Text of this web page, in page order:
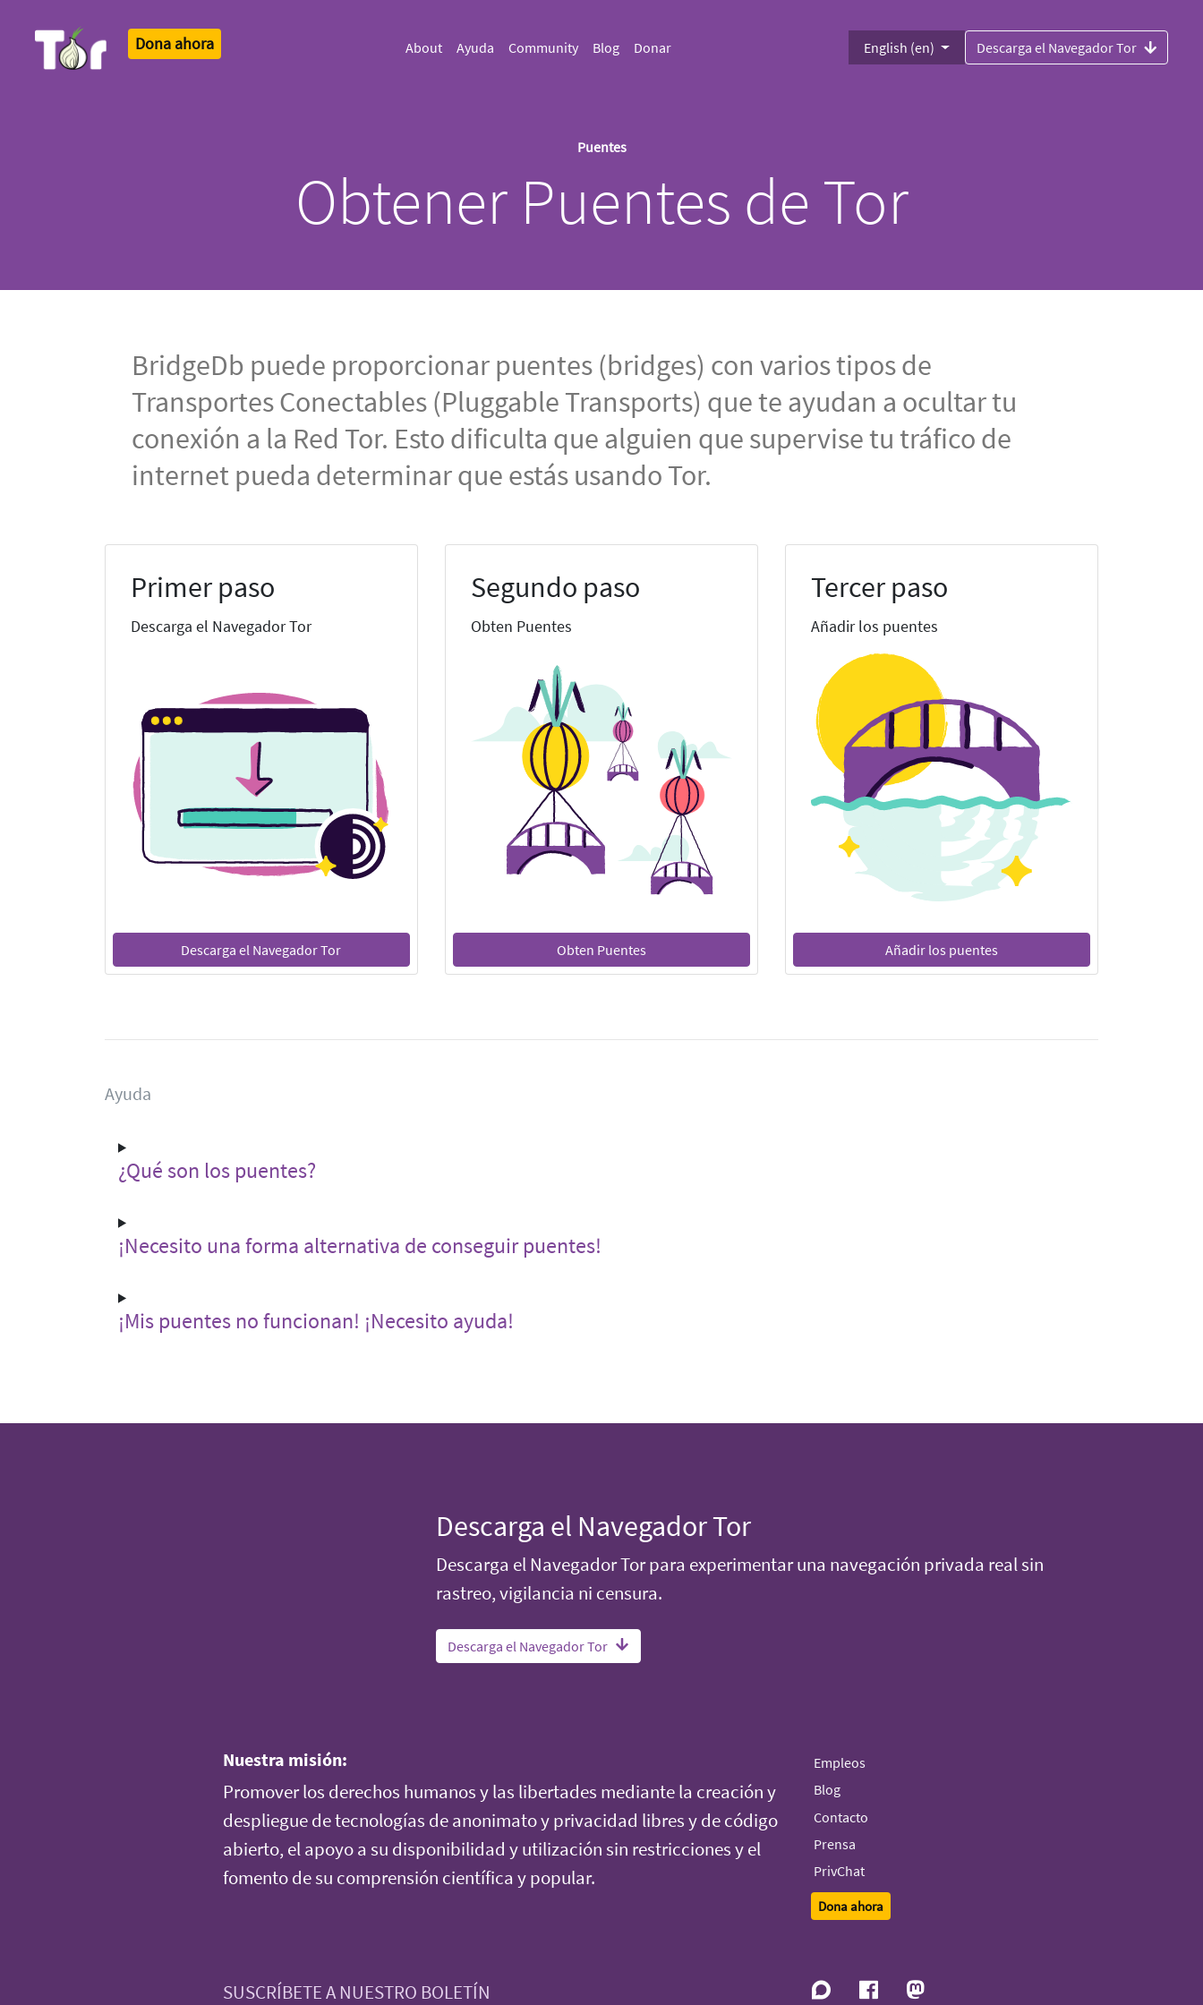
Dona ahora About Ayuda Community Blog Donar English (en) Descarga el Navegador Tor
Puentes
Obtener Puentes de Tor
BridgeDb puede proporcionar puentes (bridges) con varios tipos de
Transportes Conectables (Pluggable Transports) que te ayudan a ocultar tu
conexión a la Red Tor. Esto dificulta que alguien que supervise tu tráfico de
internet pueda determinar que estás usando Tor.
Primer paso
Descarga el Navegador Tor
Descarga el Navegador Tor
Segundo paso
Obten Puentes
Obten Puentes
Tercer paso
Añadir los puentes
Añadir los puentes
Ayuda
¿Qué son los puentes?
¡Necesito una forma alternativa de conseguir puentes!
¡Mis puentes no funcionan! ¡Necesito ayuda!
Descarga el Navegador Tor
Descarga el Navegador Tor para experimentar una navegación privada real sin
rastreo, vigilancia ni censura.
Descarga el Navegador Tor
Nuestra misión:
Promover los derechos humanos y las libertades mediante la creación y
despliegue de tecnologías de anonimato y privacidad libres y de código
abierto, el apoyo a su disponibilidad y utilización sin restricciones y el
fomento de su comprensión científica y popular.
Empleos
Blog
Contacto
Prensa
PrivChat
Dona ahora
SUSCRÍBETE A NUESTRO BOLETÍN